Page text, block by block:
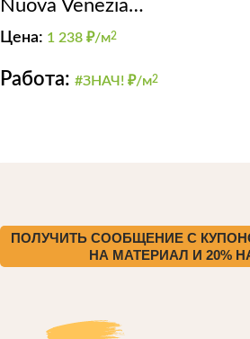
Nuova Venezia
(интрузия)
Цена: 1 238 ₽/м2
Работа: #ЗНАЧ! ₽/м2
ПОЛУЧИТЬ СООБЩЕНИЕ С
НА МАТЕРИАЛ И 20%